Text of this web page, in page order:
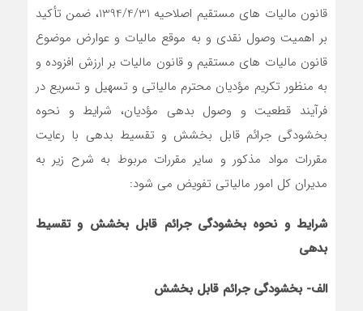
قانون مالیات های مستقیم اصلاحیه 1394/4/31، ضمن تأکید
بر اهمیت وصول نقدی و به موقع مالیات و عوارض موضوع
قانون مالیات های مستقیم و قانون مالیات بر ارزش افزوده و
به منظور تکریم مؤدیان محترم مالیاتی و تسهیل و تسریع در
فرآیند قطعیت و وصول بدهی مؤدیان، شرایط و نحوه
بخشودگی جرائم قابل بخشش و تقسیط بدهی با رعایت
مقررات مواد مذکور و سایر مقررات مربوط به شرح زیر به
مدیران کل امور مالیاتی تفویض می شود:
شرایط و نحوه بخشودگی جرائم قابل بخشش و تقسیط
بدهی
الف- بخشودگی جرائم قابل بخشش